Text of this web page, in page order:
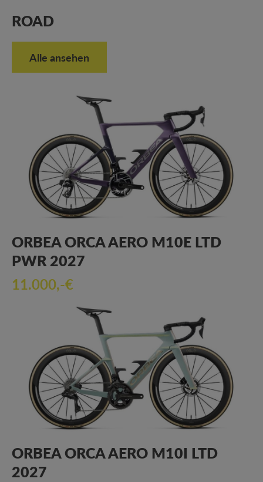
ROAD
Alle ansehen
ORBEA ORCA AERO M10E LTD
PWR 2027
11.000,-€
ORBEA ORCA AERO M10I LTD
2027